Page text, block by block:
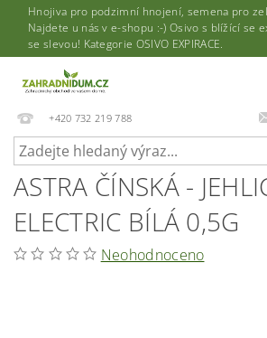
Hnojiva pro podzimní hnojení, semena pro
Najdete u nás v e-shopu :-) Osivo s blížící se
se slevou! Kategorie OSIVO EXPIRACE.
+420 732 219 788
ASTRA ČÍNSKÁ -
ELECTRIC BÍLÁ 0,5G
Neohodnoceno